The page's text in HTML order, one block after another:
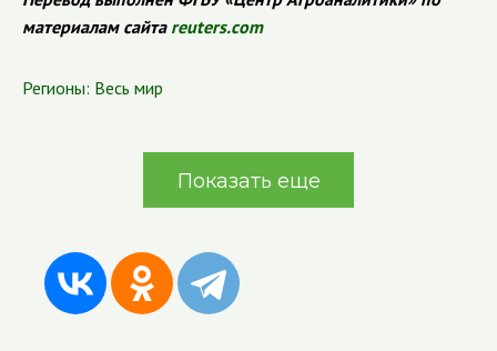
материалам сайта reuters.com
Регионы: Весь мир
Показать еще